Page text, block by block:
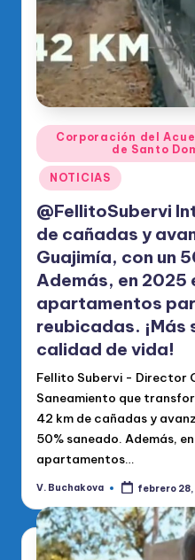
Publicado
en
Corporación del
de Santo
NOTICIAS
@FellitoSubervi
de cañadas y
Guajimía, con un
Además, en 2025
apartamentos
reubicadas. ¡Más
calidad de vida!
Fellito Subervi - Director
Saneamiento que
42 km de cañadas y
50% saneado. Además,
apartamentos…
Publicado
V. Buchakova febrero 28,